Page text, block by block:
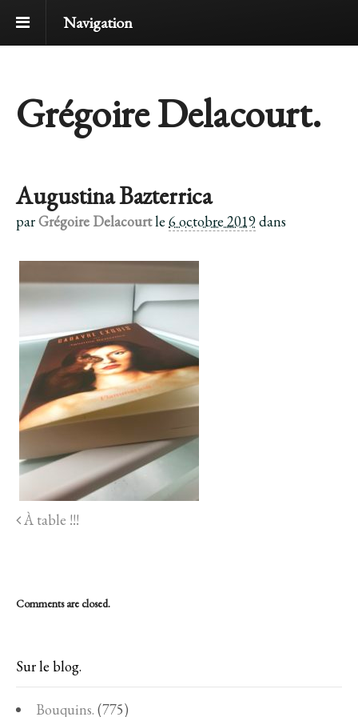
Navigation
Grégoire Delacourt.
Augustina Bazterrica
parGrégoire Delacourtle 6 octobre 2019dans
À table !!!
Comments are closed.
Sur le blog.
Bouquins. (775)